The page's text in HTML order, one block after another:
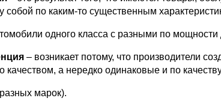
по каким-то существенным
одного класса с разными по мощности
– возникает потому, что производители
качеством, а нередко одинаковые и по
марок).